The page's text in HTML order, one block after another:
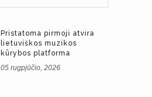
Pristatoma pirmoji atvira
lietuviškos muzikos
kūrybos platforma
05 rugpjūčio, 2026